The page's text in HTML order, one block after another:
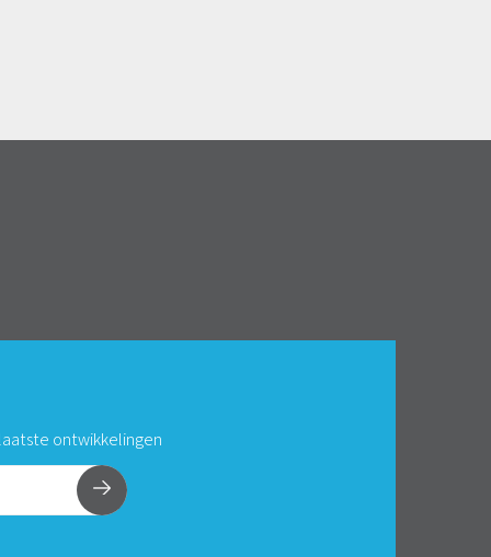
ontwikkelingen